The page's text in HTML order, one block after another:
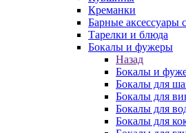
Креманки
Барные аксессуары
Тарелки и блюда
Бокалы и фужеры
Назад
Бокалы и
Бокалы для
Бокалы для
Бокалы для
Бокалы для